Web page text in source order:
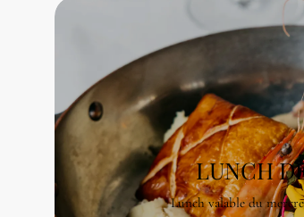
LUNCH